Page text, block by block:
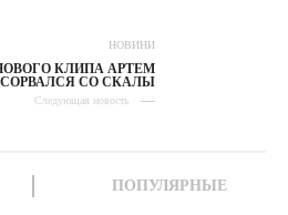
НОВИНИ
КЛИПА АРТЕМ
СО СКАЛЫ
Следующая новость
ПОПУЛЯРНЫЕ